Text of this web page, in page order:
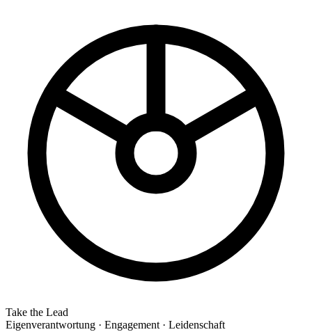
Take the Lead
Eigenverantwortung · Engagement · Leidenschaft